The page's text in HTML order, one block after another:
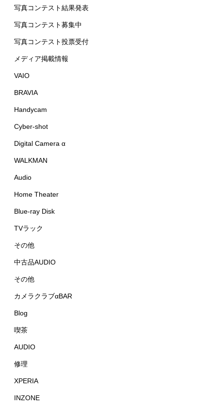
写真コンテスト結果発表
写真コンテスト募集中
写真コンテスト投票受付
メディア掲載情報
VAIO
BRAVIA
Handycam
Cyber-shot
Digital Camera α
WALKMAN
Audio
Home Theater
Blue-ray Disk
TVラック
その他
中古品AUDIO
その他
カメラクラブαBAR
Blog
喫茶
AUDIO
修理
XPERIA
INZONE